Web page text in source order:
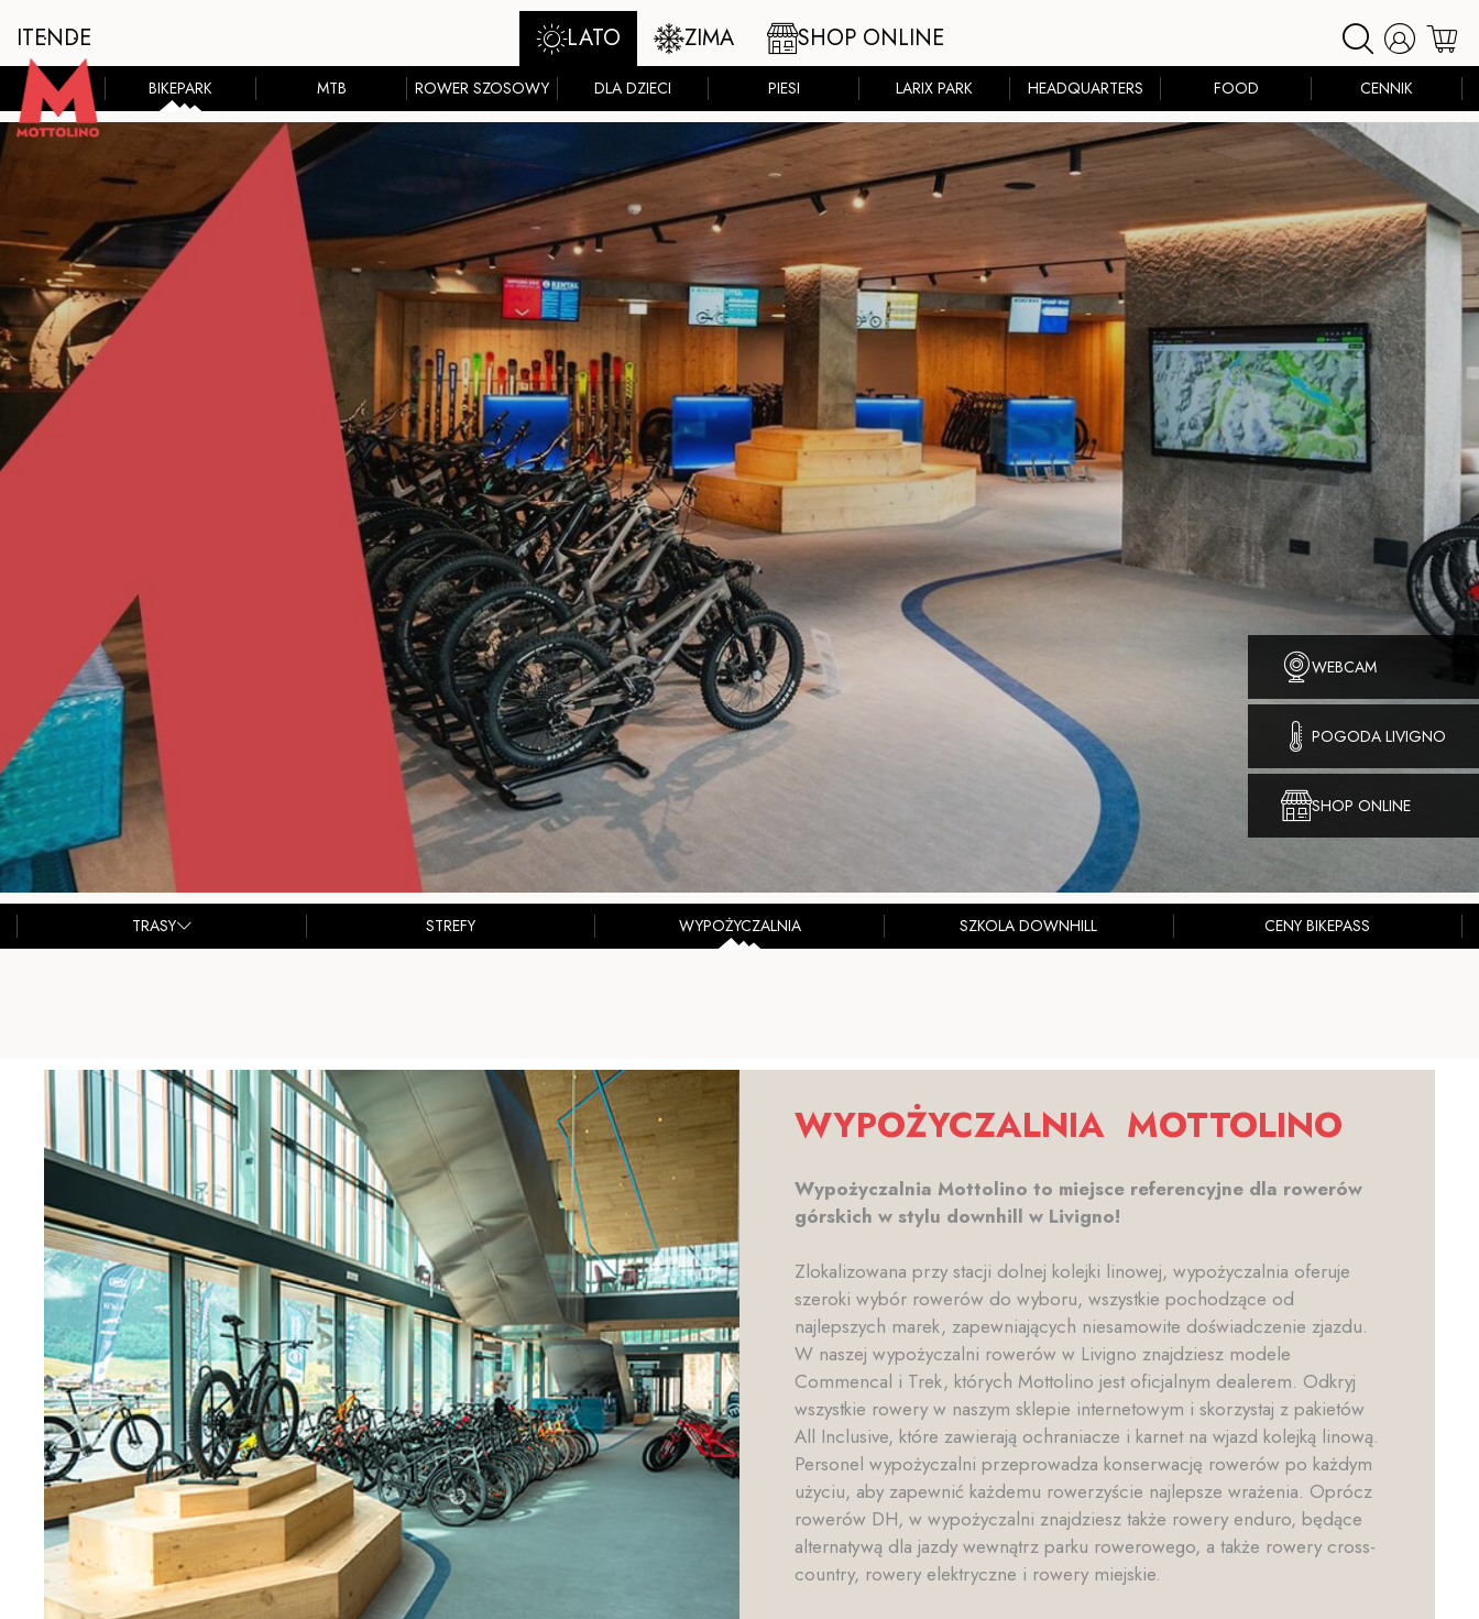
LATO ZIMA SHOP ONLINE
ITENDE
BIKEPARK MTB ROWER SZOSOWY DLA DZIECI PIESI LARIX PARK HEADQUARTERS FOOD CENNIK
WEBCAM
POGODA LIVIGNO
SHOP ONLINE
TRASY STREFY WYPOŻYCZALNIA SZKOLA DOWNHILL CENY BIKEPASS
WYPOŻYCZALNIA MOTTOLINO
Wypożyczalnia Mottolino to miejsce referencyjne dla rowerów
górskich w stylu downhill w Livigno!
Zlokalizowana przy stacji dolnej kolejki linowej, wypożyczalnia oferuje
szeroki wybór rowerów do wyboru, wszystkie pochodzące od
najlepszych marek, zapewniających niesamowite doświadczenie zjazdu.
W naszej wypożyczalni rowerów w Livigno znajdziesz modele
Commencal i Trek, których Mottolino jest oficjalnym dealerem. Odkryj
wszystkie rowery w naszym sklepie internetowym i skorzystaj z pakietów
All Inclusive, które zawierają ochraniacze i karnet na wjazd kolejką linową.
Personel wypożyczalni przeprowadza konserwację rowerów po każdym
użyciu, aby zapewnić każdemu rowerzyście najlepsze wrażenia. Oprócz
rowerów DH, w wypożyczalni znajdziesz także rowery enduro, będące
alternatywą dla jazdy wewnątrz parku rowerowego, a także rowery cross-
country, rowery elektryczne i rowery miejskie.